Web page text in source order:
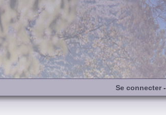
Se connecter-